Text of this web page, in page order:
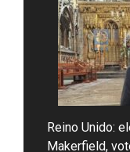
Reino Unido:
Makerfield,